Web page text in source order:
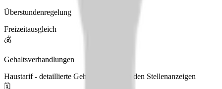
Überstundenregelung
Freizeitausgleich
💰
Gehaltsverhandlungen
Haustarif - detaillierte Gehaltsangaben in den Stellenanzeigen
🗓️